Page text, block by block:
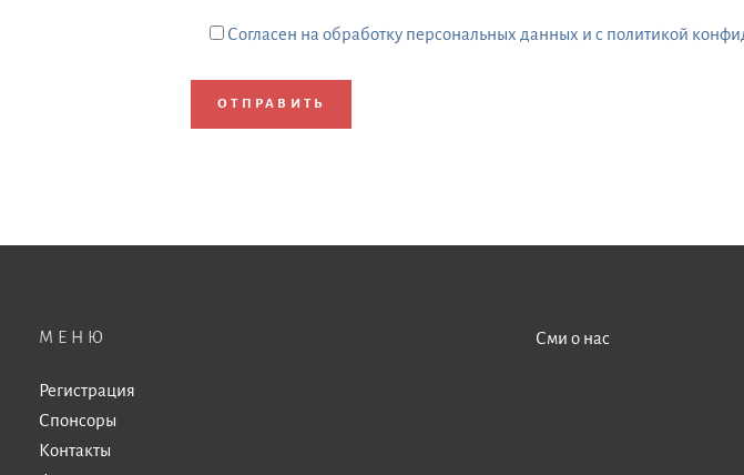
Согласен на обработку персональных данных и с политикой
МЕНЮ
Регистрация
Спонсоры
Контакты
Сми о нас